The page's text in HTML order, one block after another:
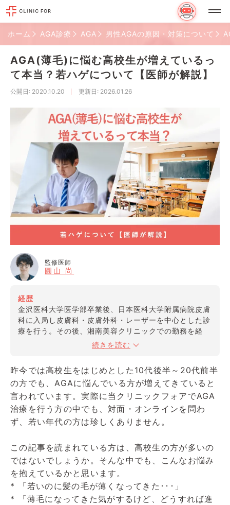
ホーム AGA診療 AGA 男性AGAの原因・対策について
AGA(薄毛)に悩む高校生が増えているっ
て本当？若ハゲについて【医師が解説】
公開日 : 2020.10.20 更新日 : 2026.01.26
監修医師
圓山 尚
経歴
金沢医科大学医学部卒業後、日本医科大学附属病院皮膚
科に入局し皮膚科・皮膚外科・レーザーを中心とした診
療を行う。その後、湘南美容クリニックでの勤務を経
て、2019年にクリニックフォア新橋院を開院。現在は
資格
・アラガン社ボトックスビスタ認定医
・アラガン社ジュビダームビスタ認定医
・日本皮膚科学会
・日本美容皮膚科学会
・日本抗加齢医学会
続きを読む
昨今では高校生をはじめとした10代後半～20代前半
の方でも、AGAに悩んでいる方が増えてきていると
言われています。実際に当クリニックフォアでAGA
治療を行う方の中でも、対面・オンラインを問わ
ず、若い年代の方は珍しくありません。
この記事を読まれている方は、高校生の方が多いの
ではないでしょうか。そんな中でも、こんなお悩み
を抱えているかと思います。
* 「若いのに髪の毛が薄くなってきた･･･」
* 「薄毛になってきた気がするけど、どうすれば進